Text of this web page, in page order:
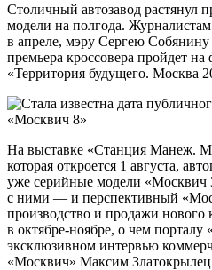
Столичный автозавод растянул
модели на полгода.
в апреле, мэру Сергею
премьера кроссовера пройдет
«Территория будущего. Москва
На выставке «Станция Манеж.
которая откроется 1 августа,
уже серийные модели «Москвич
с ними — и перспективный
производство и продажи нового
в октябре-ноябре, о чем
эксклюзивном интервью
«Москвич» Максим